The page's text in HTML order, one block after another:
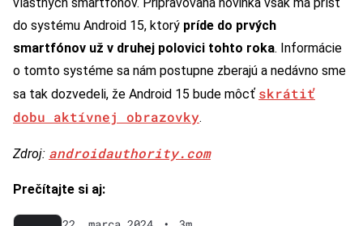
do systému Android 15, ktorý príde do prvých
smartfónov už v druhej polovici tohto roka. Informácie
o tomto systéme sa nám postupne zberajú a nedávno sme
sa tak dozvedeli, že Android 15 bude môcť skrátiť
dobu aktívnej obrazovky.
Zdroj: androidauthority.com
Prečítajte si aj: